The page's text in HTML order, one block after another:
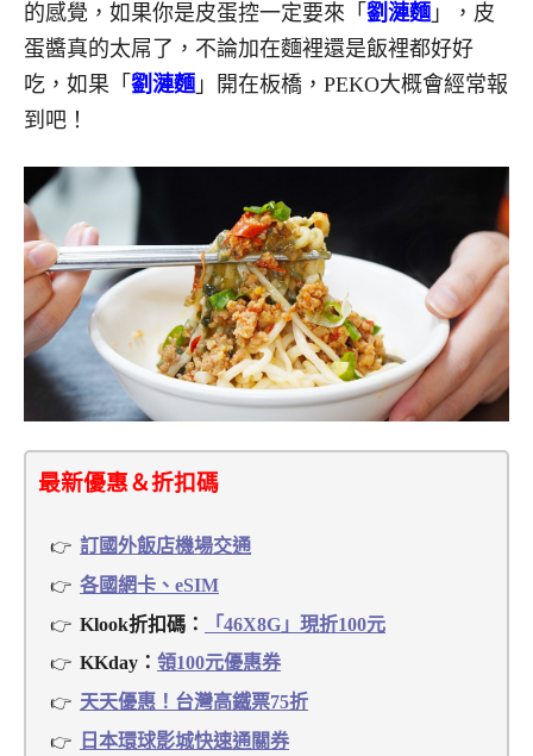
的感覺，如果你是皮蛋控一定要來「 劉漣麵」，皮
蛋醬真的太屌了，不論加在麵裡還是飯裡都好好
吃，如果「 劉漣麵」開在板橋，PEKO大概會經常報
到吧！
最新優惠＆折扣碼
訂國外飯店機場交通
各國網卡、eSIM
Klook折扣碼：
「46X8G」現折100元
KKday： 領100元優惠券
天天優惠！台灣高鐵票75折
日本環球影城快速通關券